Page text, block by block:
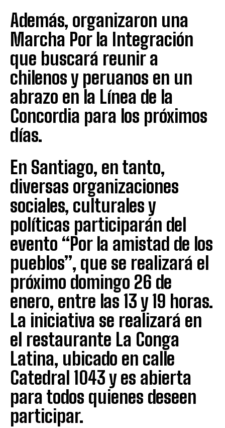
Además, organizaron una
Marcha Por la Integración
que buscará reunir a
chilenos y peruanos en un
abrazo en la Línea de la
Concordia para los próximos
días.
En Santiago, en tanto,
diversas organizaciones
sociales, culturales y
políticas participarán del
evento “Por la amistad de los
pueblos”, que se realizará el
próximo domingo 26 de
enero, entre las 13 y 19 horas.
La iniciativa se realizará en
el restaurante La Conga
Latina, ubicado en calle
Catedral 1043 y es abierta
para todos quienes deseen
participar.